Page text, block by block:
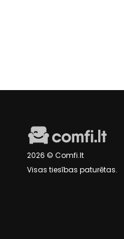
2026 © Comfi.lt
Visas tiesības paturētas.